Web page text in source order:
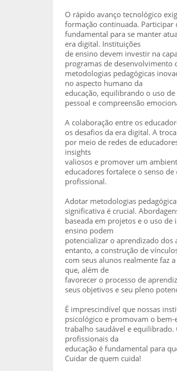
O rápido avanço tecnológico
formação continuada.
fundamental para se manter
era digital. Instituições
de ensino devem investir na
programas de desenvolvimento
metodologias pedagógicas
no aspecto humano da
educação, equilibrando o uso
pessoal e compreensão
A colaboração entre os
os desafios da era digital. A
por meio de redes de
insights
valiosos e promover um
educadores fortalece o senso
profissional.
Adotar metodologias
significativa é crucial.
baseada em projetos e o uso
ensino podem
potencializar o aprendizado dos
entanto, a construção de
com seus alunos realmente faz
que, além de
favorecer o processo de
seus objetivos e seu pleno
É imprescindível que nossas
psicológico e promovam o
trabalho saudável e
profissionais da
educação é fundamental para
Cuidar de quem cuida!